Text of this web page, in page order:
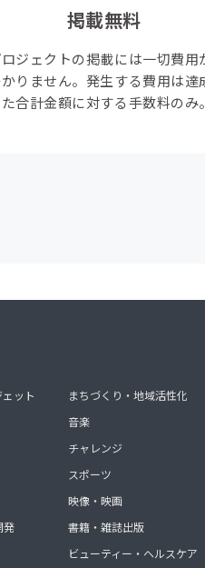
掲載無料
ジェクトの掲載には一切費用
りません。発生する費用は達
た合計金額に対する手数料のみ。
ット
発
まちづくり・地域活性化
音楽
チャレンジ
スポーツ
映像・映画
書籍・雑誌出版
ビューティー・ヘルスケア